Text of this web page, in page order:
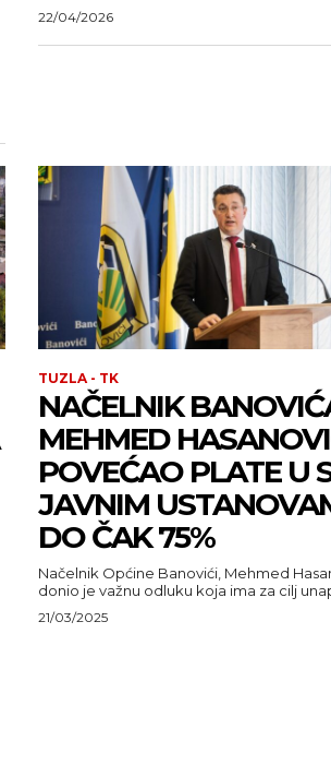
22/04/2026
TUZLA - TK
NAČELNIK
MEHMED
POVEĆAO PLATE U
JAVNIM
DO ČAK 75%
Načelnik Općine Banovići, Mehmed
donio je važnu odluku koja ima za cilj
21/03/2025